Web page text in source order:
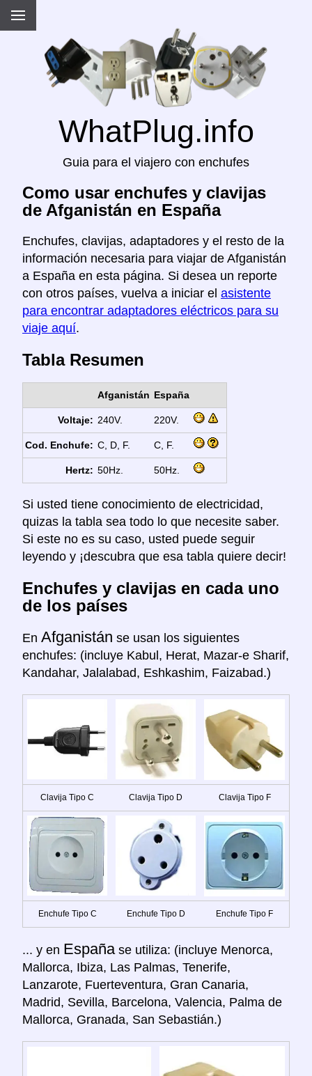
WhatPlug.info
Guia para el viajero con enchufes
Como usar enchufes y clavijas
de Afganistán en España
Enchufes, clavijas, adaptadores y el resto de la
información necesaria para viajar de Afganistán
a España en esta página. Si desea un reporte
con otros países, vuelva a iniciar el asistente
para encontrar adaptadores eléctricos para su
viaje aquí.
Tabla Resumen
Afganistán España
Voltaje: 240V. 220V.
Cod. Enchufe: C, D, F. C, F.
Hertz: 50Hz. 50Hz.
Si usted tiene conocimiento de electricidad,
quizas la tabla sea todo lo que necesite saber.
Si este no es su caso, usted puede seguir
leyendo y ¡descubra que esa tabla quiere decir!
Enchufes y clavijas en cada uno
de los países
En Afganistán se usan los siguientes
enchufes: (incluye Kabul, Herat, Mazar-e Sharif,
Kandahar, Jalalabad, Eshkashim, Faizabad.)
Clavija Tipo C Clavija Tipo D Clavija Tipo F
Enchufe Tipo C Enchufe Tipo D Enchufe Tipo F
... y en España se utiliza: (incluye Menorca,
Mallorca, Ibiza, Las Palmas, Tenerife,
Lanzarote, Fuerteventura, Gran Canaria,
Madrid, Sevilla, Barcelona, Valencia, Palma de
Mallorca, Granada, San Sebastián.)